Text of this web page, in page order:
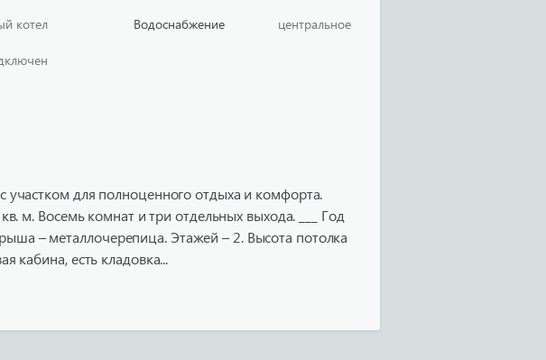
котел Водоснабжение центральное
участком для полноценного отдыха и комфорта.
м. Восемь комнат и три отдельных выхода. ___ Год
– металлочерепица. Этажей – 2. Высота потолка
кабина, есть кладовка...